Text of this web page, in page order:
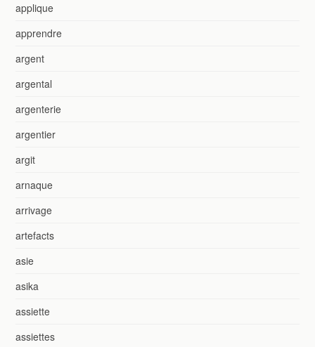
applique
apprendre
argent
argental
argenterie
argentier
argit
arnaque
arrivage
artefacts
asie
asika
assiette
assiettes